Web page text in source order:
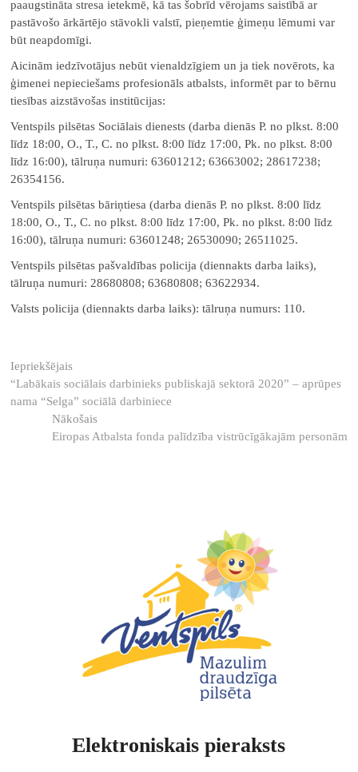
paaugstināta stresa ietekmē, kā tas šobrīd vērojams saistībā ar
pastāvošo ārkārtējo stāvokli valstī, pieņemtie ģimeņu lēmumi var
būt neapdomīgi.
Aicinām iedzīvotājus nebūt vienaldzīgiem un ja tiek novērots, ka
ģimenei nepieciešams profesionāls atbalsts, informēt par to bērnu
tiesības aizstāvošas institūcijas:
Ventspils pilsētas Sociālais dienests (darba dienās P. no plkst. 8:00
līdz 18:00, O., T., C. no plkst. 8:00 līdz 17:00, Pk. no plkst. 8:00
līdz 16:00), tālruņa numuri: 63601212; 63663002; 28617238;
26354156.
Ventspils pilsētas bāriņtiesa (darba dienās P. no plkst. 8:00 līdz
18:00, O., T., C. no plkst. 8:00 līdz 17:00, Pk. no plkst. 8:00 līdz
16:00), tālruņa numuri: 63601248; 26530090; 26511025.
Ventspils pilsētas pašvaldības policija (diennakts darba laiks),
tālruņa numuri: 28680808; 63680808; 63622934.
Valsts policija (diennakts darba laiks): tālruņa numurs: 110.
Ziņu
izvēlne
Iepriekšējais
ziņa:
“Labākais sociālais darbinieks publiskajā sektorā 2020” – aprūpes
nama “Selga” sociālā darbiniece
NākošaisNākošā
ziņa:
Eiropas Atbalsta fonda palīdzība vistrūcīgākajām personām
Elektroniskais pieraksts